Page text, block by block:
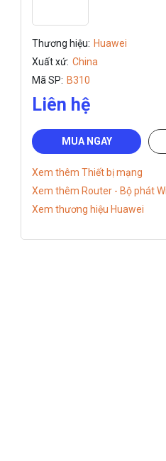
Thương hiệu: Huawei
Xuất xứ: China
Mã SP: B310
Liên hệ
MUA NGAY
Xem thêm Thiết bị mạng
Xem thêm Router - Bộ phát
Xem thương hiệu Huawei